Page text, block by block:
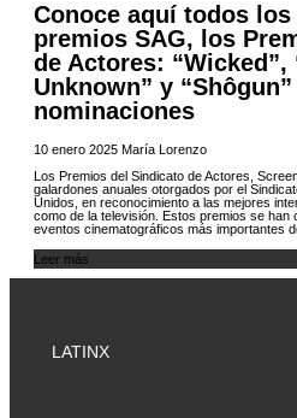
Conoce aquí todos
premios SAG, los
de Actores: “Wicked”,
Unknown” y
nominaciones
10 enero 2025 María Lorenzo
Los Premios del Sindicato de Actores,
galardones anuales otorgados por el
Unidos, en reconocimiento a las mejores
como de la televisión. Estos premios se han
eventos cinematográficos más importantes
Leer más
LATINX